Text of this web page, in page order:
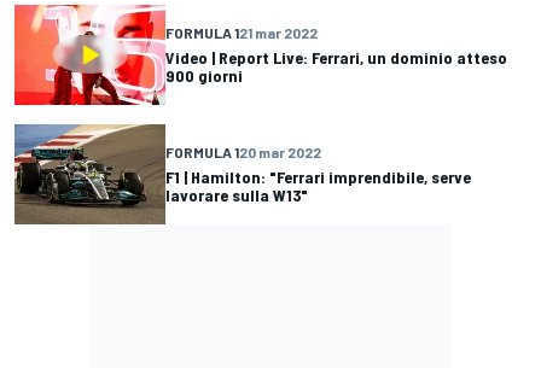
FORMULA 121 mar 2022
Video | Report Live: Ferrari, un dominio atteso
900 giorni
FORMULA 120 mar 2022
F1 | Hamilton: "Ferrari imprendibile, serve
lavorare sulla W13"